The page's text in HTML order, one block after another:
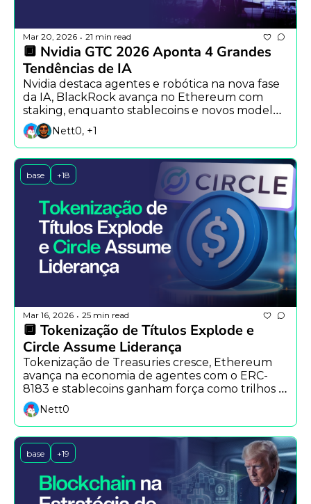
Mar 20, 2026 • 21 min read
🔲 Nvidia GTC 2026 Aponta 4 Grandes
Tendências de IA
Nvidia destaca agentes e robótica na nova fase
da IA, BlackRock avança no Ethereum com
staking, enquanto stablecoins e novos modelos
de distribuição aceleram a adoção global de
cripto.Nett0, +1
base +18
Mar 16, 2026 • 25 min read
🔲 Tokenização de Títulos Explode e
Circle Assume Liderança
Tokenização de Treasuries cresce, Ethereum
avança na economia de agentes com o ERC-
8183 e stablecoins ganham força como trilhos
de pagamento para IA.
Nett0
base +19